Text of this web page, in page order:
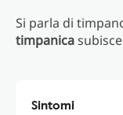
Si parla di
timpanica
Sintomi